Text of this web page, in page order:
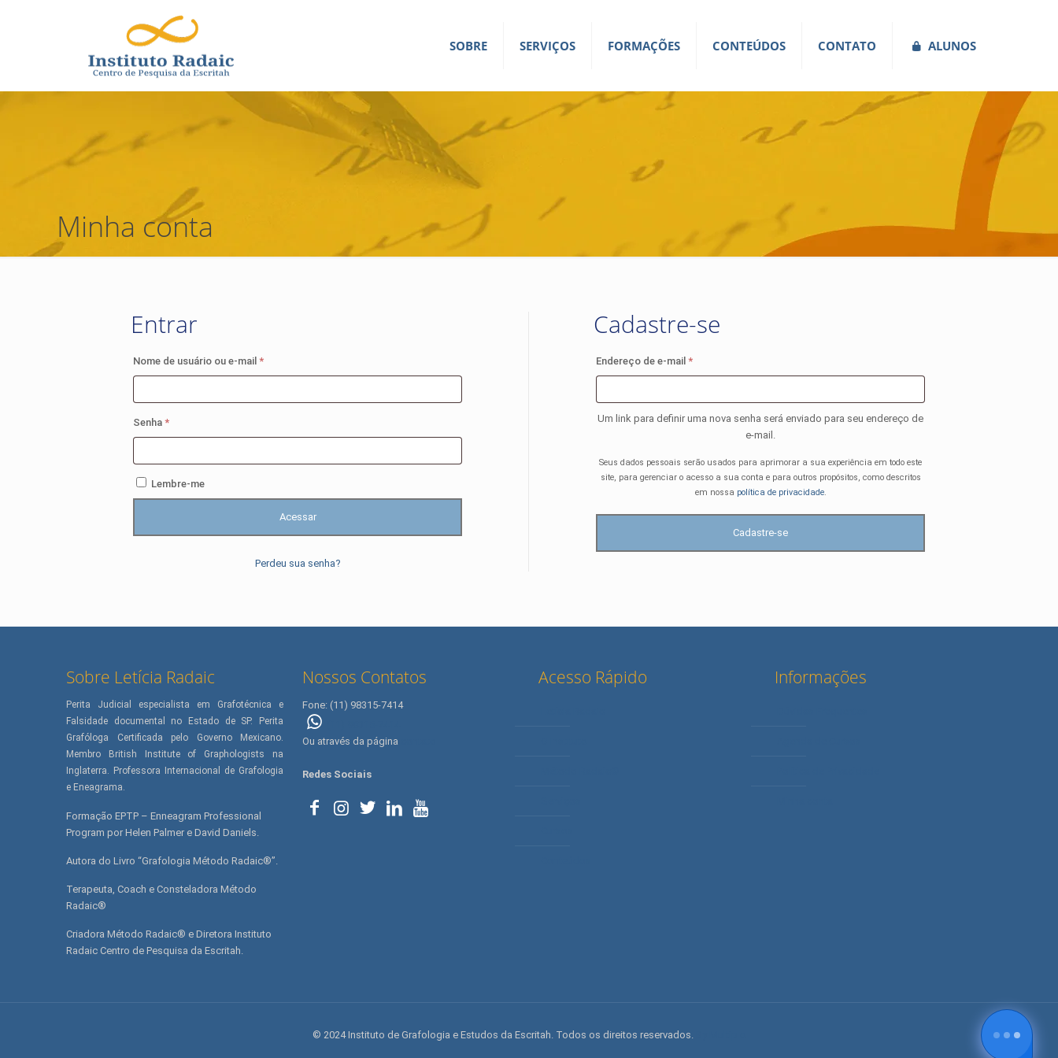
SOBRE SERVIÇOS FORMAÇÕES CONTEÚDOS CONTATO ALUNOS
Minha conta
Entrar
Nome de usuário ou e-mail*Obrigatório
Senha*Obrigatório
Lembre-me
Acessar
Perdeu sua senha?
Cadastre-se
Endereço de e-mail*Obrigatório
Um link para definir uma nova senha será enviado para seu endereço de
e-mail.
Seus dados pessoais serão usados para aprimorar a sua experiência em todo este
site, para gerenciar o acesso a sua conta e para outros propósitos, como descritos
em nossa política de privacidade.
Cadastre-se
Sobre Letícia Radaic
Perita Judicial especialista em Grafotécnica e
Falsidade documental no Estado de SP. Perita
Grafóloga Certificada pelo Governo Mexicano.
Membro British Institute of Graphologists na
Inglaterra. Professora Internacional de Grafologia
e Eneagrama.
Formação EPTP – Enneagram Professional
Program por Helen Palmer e David Daniels.
Autora do Livro “Grafologia Método Radaic®”.
Terapeuta, Coach e Consteladora Método
Radaic®
Criadora Método Radaic® e Diretora Instituto
Radaic Centro de Pesquisa da Escritah.
Nossos Contatos
Fone: (11) 98315-7414
Ou através da página
Redes Sociais
Acesso Rápido Informações
© 2024 Instituto de Grafologia e Estudos da Escritah. Todos os direitos reservados.